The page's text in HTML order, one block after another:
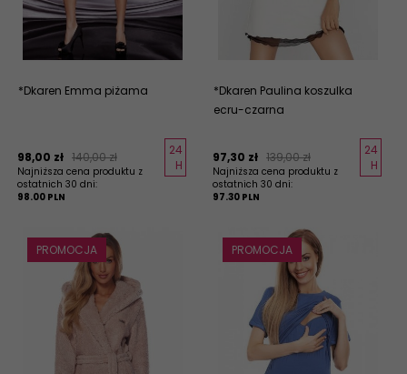
*Dkaren Emma piżama
98,00 zł 140,00 zł
Najniższa cena produktu z
ostatnich 30 dni:
98.00 PLN
24
H
*Dkaren Paulina koszulka
ecru-czarna
97,30 zł 139,00 zł
Najniższa cena produktu z
ostatnich 30 dni:
97.30 PLN
24
H
PROMOCJA PROMOCJA